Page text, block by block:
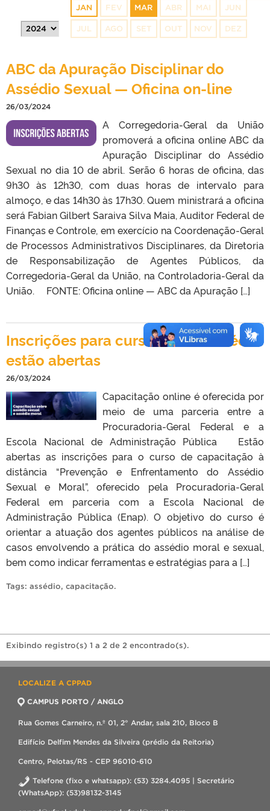
JAN FEV MAR ABR MAI JUN
JUL AGO SET OUT NOV DEZ
ABC da Apuração Disciplinar do
Assédio Sexual — Oficina on-line
26/03/2024
A Corregedoria-Geral da União
promoverá a oficina online ABC da
Apuração Disciplinar do Assédio
Sexual no dia 10 de abril. Serão 6 horas de oficina, das
9h30 às 12h30, com duas horas de intervalo para
almoço, e das 14h30 às 17h30. Quem ministrará a oficina
será Fabian Gilbert Saraiva Silva Maia, Auditor Federal de
Finanças e Controle, em exercício na Coordenação-Geral
de Processos Administrativos Disciplinares, da Diretoria
de Responsabilização de Agentes Públicos, da
Corregedoria-Geral da União, na Controladoria-Geral da
União. FONTE: Oficina online — ABC da Apuração […]
Inscrições para curso contra assédio
estão abertas
26/03/2024
Capacitação online é oferecida por
meio de uma parceria entre a
Procuradoria-Geral Federal e a
Escola Nacional de Administração Pública Estão
abertas as inscrições para o curso de capacitação à
distância “Prevenção e Enfrentamento do Assédio
Sexual e Moral”, oferecido pela Procuradoria-Geral
Federal em parceria com a Escola Nacional de
Administração Pública (Enap). O objetivo do curso é
orientar a atuação dos agentes públicos na análise de
casos envolvendo a prática do assédio moral e sexual,
bem como indicar ferramentas e estratégias para a […]
Tags: assédio, capacitação.
Exibindo registro(s) 1 a 2 de 2 encontrado(s).
LOCALIZE A CPPAD
CAMPUS PORTO / ANGLO
Rua Gomes Carneiro, n.º 01, 2° Andar, sala 210, Bloco B
Edifício Delfim Mendes da Silveira (prédio da Reitoria)
Centro, Pelotas/RS - CEP 96010-610
Telefone (fixo e whatsapp): (53) 3284.4095 | Secretário
(WhatsApp): (53)98132-3145